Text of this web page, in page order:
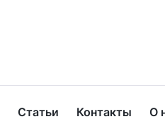
Статьи Контакты О